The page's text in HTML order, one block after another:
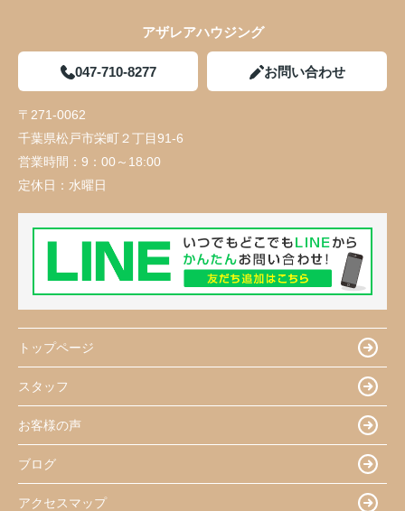
アザレアハウジング
047-710-8277 お問い合わせ
〒271-0062
千葉県松戸市栄町２丁目91-6
営業時間： 9：00～18:00
定休日： 水曜日
トップページ
スタッフ
お客様の声
ブログ
アクセスマップ